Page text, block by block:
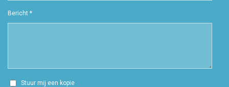
Bericht *
Stuur mij een kopie